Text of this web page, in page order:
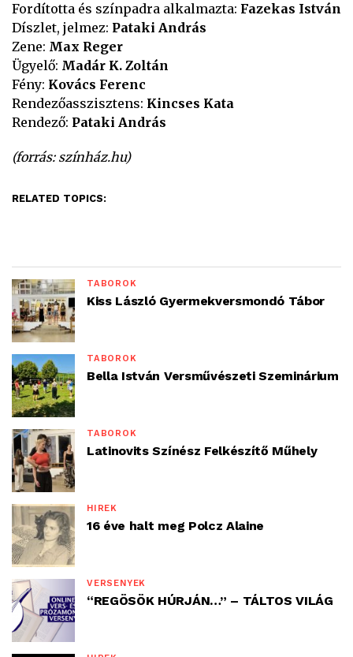
Fordította és színpadra alkalmazta: Fazekas István
Díszlet, jelmez: Pataki András
Zene: Max Reger
Ügyelő: Madár K. Zoltán
Fény: Kovács Ferenc
Rendezőasszisztens: Kincses Kata
Rendező: Pataki András
(forrás: színház.hu)
RELATED TOPICS:
TÁBOROK
Kiss László Gyermekversmondó Tábor
TÁBOROK
Bella István Versművészeti Szeminárium
TÁBOROK
Latinovits Színész Felkészítő Műhely
HÍREK
16 éve halt meg Polcz Alaine
VERSENYEK
“REGÖSÖK HÚRJÁN…” – TÁLTOS VILÁG